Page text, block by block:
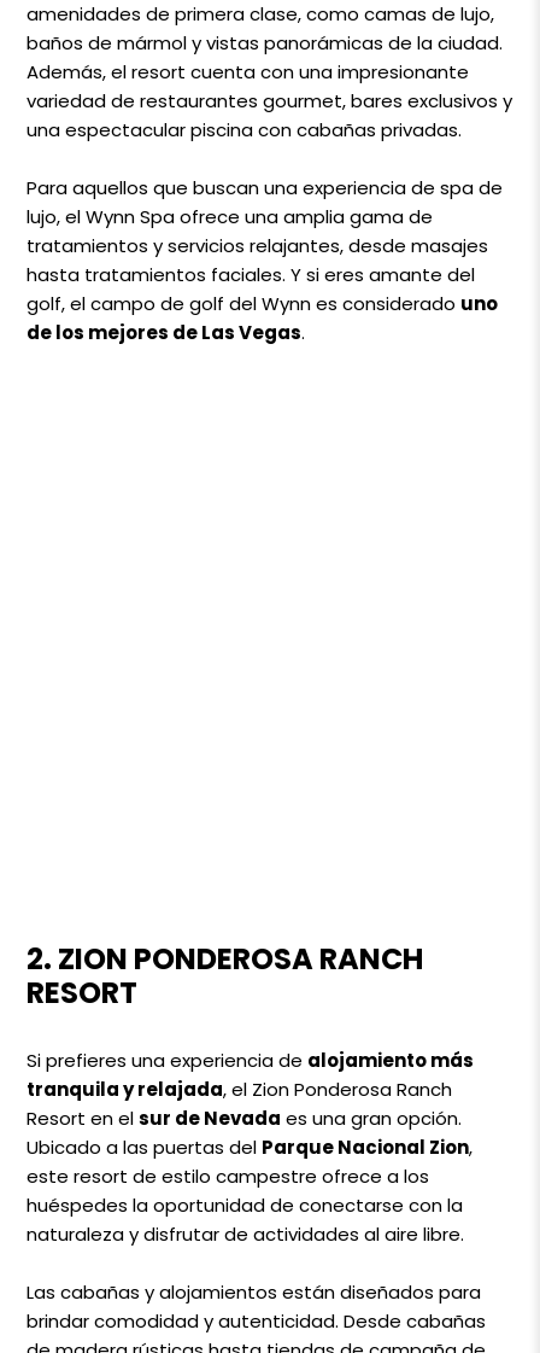
amenidades de primera clase, como camas de lujo,
baños de mármol y vistas panorámicas de la ciudad.
Además, el resort cuenta con una impresionante
variedad de restaurantes gourmet, bares exclusivos y
una espectacular piscina con cabañas privadas.
Para aquellos que buscan una experiencia de spa de
lujo, el Wynn Spa ofrece una amplia gama de
tratamientos y servicios relajantes, desde masajes
hasta tratamientos faciales. Y si eres amante del
golf, el campo de golf del Wynn es considerado uno
de los mejores de Las Vegas.
2. ZION PONDEROSA RANCH
RESORT
Si prefieres una experiencia de alojamiento más
tranquila y relajada, el Zion Ponderosa Ranch
Resort en elsur de Nevada es una gran opción.
Ubicado a las puertas del Parque Nacional Zion,
este resort de estilo campestre ofrece a los
huéspedes la oportunidad de conectarse con la
naturaleza y disfrutar de actividades al aire libre.
Las cabañas y alojamientos están diseñados para
brindar comodidad y autenticidad. Desde cabañas